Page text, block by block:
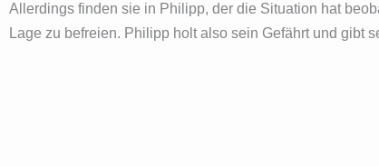
Allerdings finden sie in Philipp, der die Situation hat
Lage zu befreien. Philipp holt also sein Gefährt und gibt